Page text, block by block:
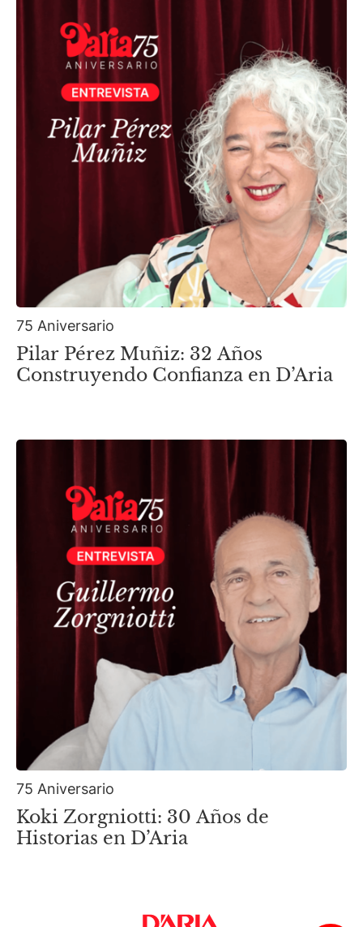
75 Aniversario
Pilar Pérez Muñiz: 32 Años
Construyendo Confianza en D’Aria
75 Aniversario
Koki Zorgniotti: 30 Años de
Historias en D’Aria